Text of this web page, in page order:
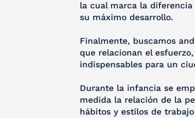
la cual marca la
su máximo desarrollo.
Finalmente, buscamos
que relacionan el
indispensables para un
Durante la infancia se
medida la relación de la
hábitos y estilos de